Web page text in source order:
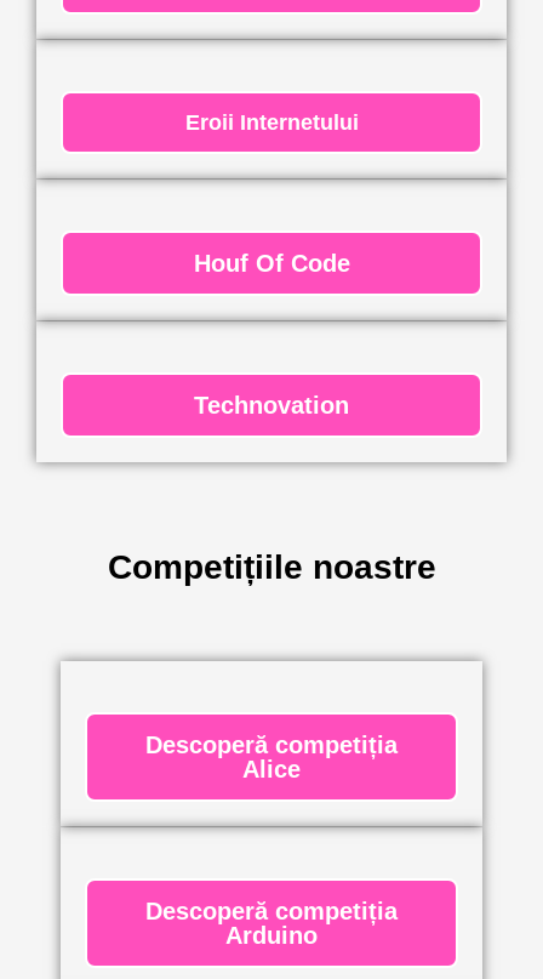
Eroii Internetului
Houf Of Code
Technovation
Competițiile noastre
Descoperă competiția
Alice
Descoperă competiția
Arduino